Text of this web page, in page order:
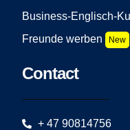
Business-Englisch-
Freunde werben
New
Contact
+ 47 90814756